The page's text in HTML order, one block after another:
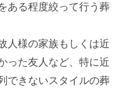
ある程度絞って行う葬
人様の家族もしくは近
った友人など、特に近
できないスタイルの葬